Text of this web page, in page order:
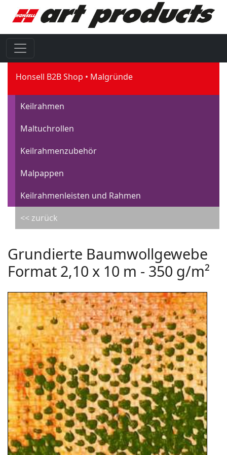
Honsell B2B Shop Malgründe
Keilrahmen
Maltuchrollen
Keilrahmenzubehör
Malpappen
Keilrahmenleisten und Rahmen
<< zurück
Grundierte Baumwollgewebe
Format 2,10 x 10 m - 350 g/m²